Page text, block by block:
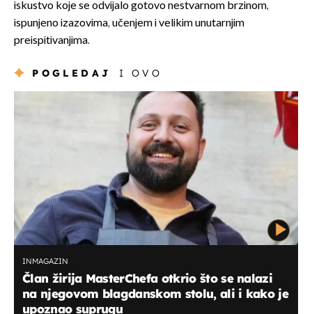
iskustvo koje se odvijalo gotovo nestvarnom brzinom,
ispunjeno izazovima, učenjem i velikim unutarnjim
preispitivanjima.
POGLEDAJ I OVO
INMAGAZIN
Član žirija MasterChefa otkrio što se nalazi
na njegovom blagdanskom stolu, ali i kako je
upoznao suprugu